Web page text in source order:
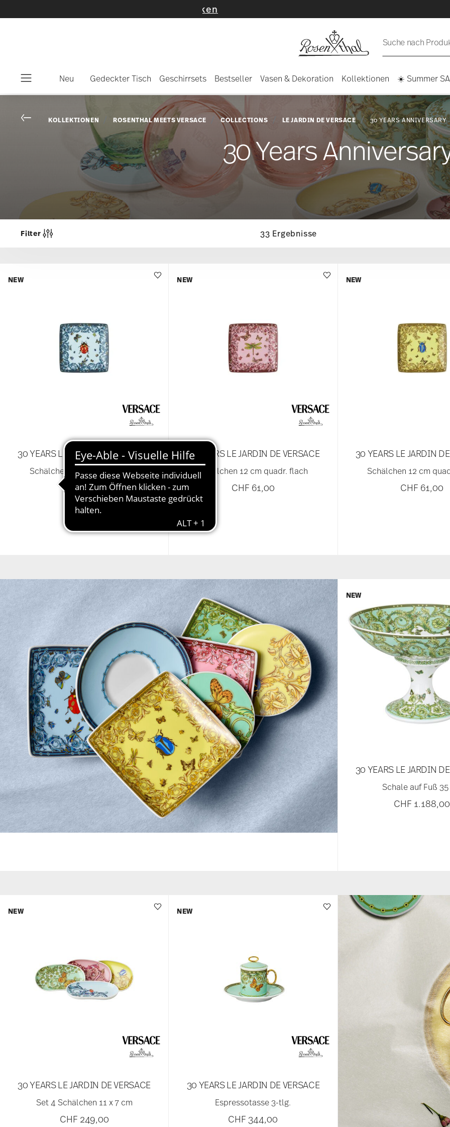
Suche nach
Neu Gedeckter Tisch Geschirrsets Bestseller Vasen & Dekoration Kollektionen ☀️ Summer
Go back
KOLLEKTIONEN ROSENTHAL MEETS VERSACE COLLECTIONS LE JARDIN DE VERSACE 30 YEARS ANNIVERSARY
30 Years
Filter 33 Ergebnisse
30 YEARS LE JARDIN DE VERSACE
Schälchen 12 cm quadr. flach
CHF 61,00
NEW
30 YEARS LE JARDIN DE VERSACE
Schälchen 12 cm quadr. flach
CHF 61,00
NEW
30 YEARS LE JARDIN
Schälchen 12 cm
CHF 61,00
NEW
30 YEARS LE JARDIN
Schale auf Fuß
CHF 1.188,00
NEW
30 YEARS LE JARDIN DE VERSACE
Set 4 Schälchen 11 x 7 cm
CHF 249,00
NEW
30 YEARS LE JARDIN DE VERSACE
Espressotasse 3-tlg.
CHF 344,00
NEW